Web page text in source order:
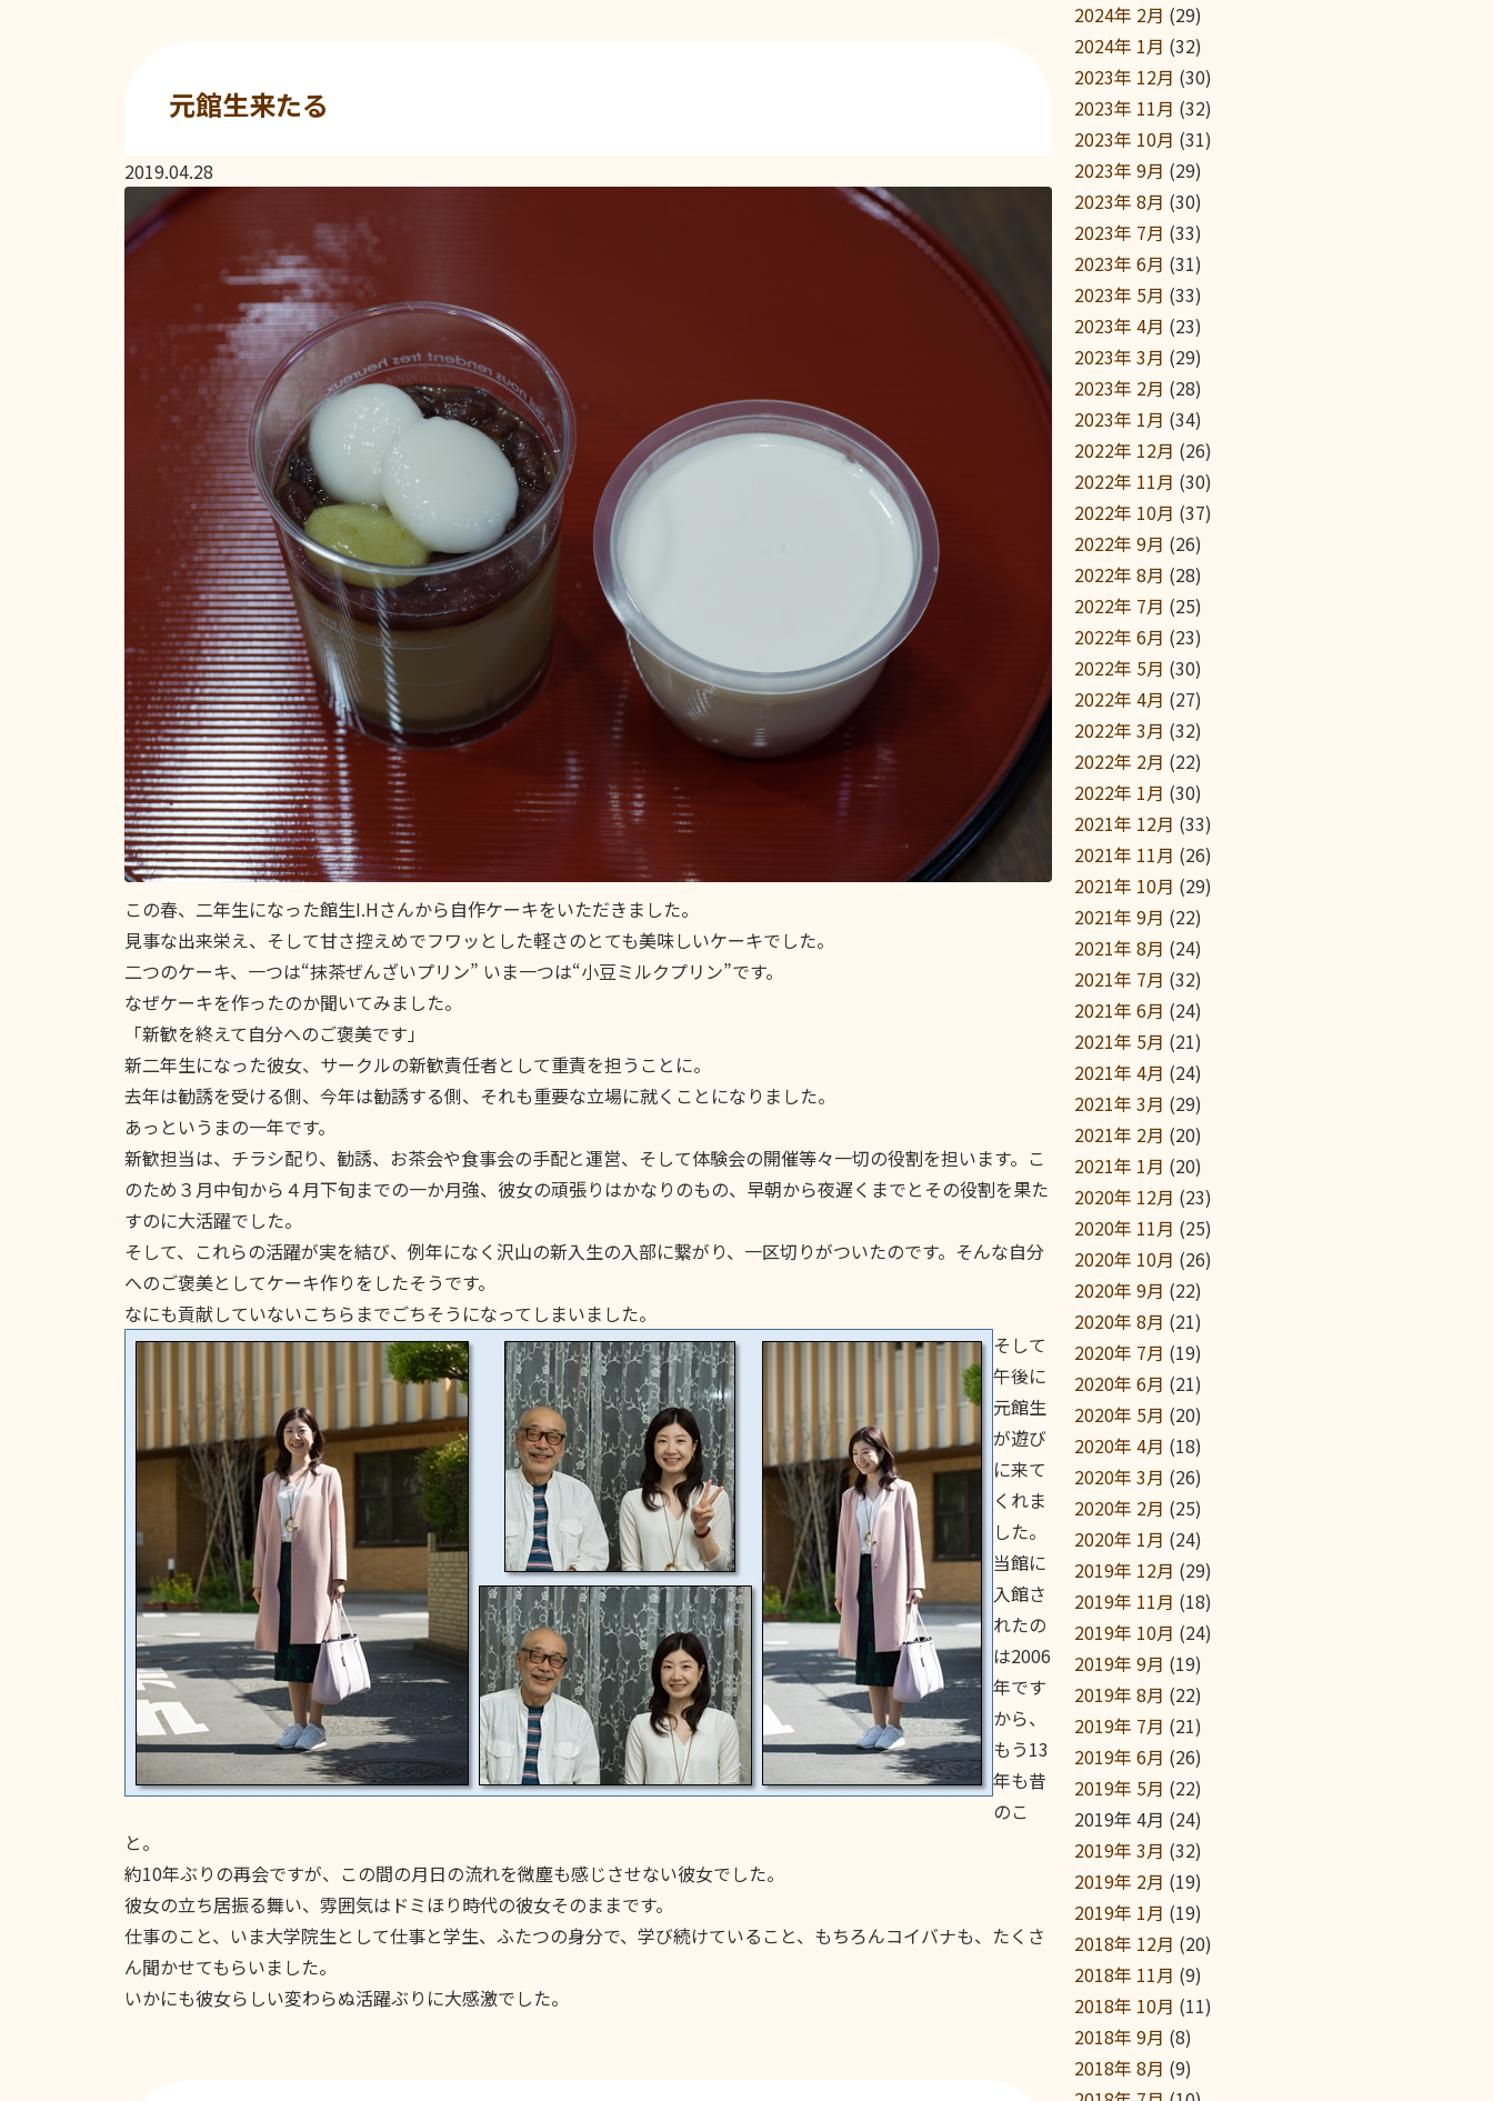
元館生来たる
2019.04.28
この春、二年生になった館生I.Hさんから自作ケーキをいただきました。
見事な出来栄え、そして甘さ控えめでフワッとした軽さのとても美味しいケーキでした。
二つのケーキ、一つは“抹茶ぜんざいプリン” いま一つは“小豆ミルクプリン”です。
なぜケーキを作ったのか聞いてみました。
「新歓を終えて自分へのご褒美です」
新二年生になった彼女、サークルの新歓責任者として重責を担うことに。
去年は勧誘を受ける側、今年は勧誘する側、それも重要な立場に就くことになりました。
あっというまの一年です。
新歓担当は、チラシ配り、勧誘、お茶会や食事会の手配と運営、そして体験会の開催等々一切の役割を担います。こ
のため３月中旬から４月下旬までの一か月強、彼女の頑張りはかなりのもの、早朝から夜遅くまでとその役割を果た
すのに大活躍でした。
そして、これらの活躍が実を結び、例年になく沢山の新入生の入部に繋がり、一区切りがついたのです。そんな自分
へのご褒美としてケーキ作りをしたそうです。
なにも貢献していないこちらまでごちそうになってしまいました。
そして
午後に
元館生
が遊び
に来て
くれま
した。
当館に
入館さ
れたの
は2006
年です
から、
もう13
年も昔
のこ
と。
約10年ぶりの再会ですが、この間の月日の流れを微塵も感じさせない彼女でした。
彼女の立ち居振る舞い、雰囲気はドミほり時代の彼女そのままです。
仕事のこと、いま大学院生として仕事と学生、ふたつの身分で、学び続けていること、もちろんコイバナも、たくさ
ん聞かせてもらいました。
いかにも彼女らしい変わらぬ活躍ぶりに大感激でした。
2024年 2月 (29)
2024年 1月 (32)
2023年 12月 (30)
2023年 11月 (32)
2023年 10月 (31)
2023年 9月 (29)
2023年 8月 (30)
2023年 7月 (33)
2023年 6月 (31)
2023年 5月 (33)
2023年 4月 (23)
2023年 3月 (29)
2023年 2月 (28)
2023年 1月 (34)
2022年 12月 (26)
2022年 11月 (30)
2022年 10月 (37)
2022年 9月 (26)
2022年 8月 (28)
2022年 7月 (25)
2022年 6月 (23)
2022年 5月 (30)
2022年 4月 (27)
2022年 3月 (32)
2022年 2月 (22)
2022年 1月 (30)
2021年 12月 (33)
2021年 11月 (26)
2021年 10月 (29)
2021年 9月 (22)
2021年 8月 (24)
2021年 7月 (32)
2021年 6月 (24)
2021年 5月 (21)
2021年 4月 (24)
2021年 3月 (29)
2021年 2月 (20)
2021年 1月 (20)
2020年 12月 (23)
2020年 11月 (25)
2020年 10月 (26)
2020年 9月 (22)
2020年 8月 (21)
2020年 7月 (19)
2020年 6月 (21)
2020年 5月 (20)
2020年 4月 (18)
2020年 3月 (26)
2020年 2月 (25)
2020年 1月 (24)
2019年 12月 (29)
2019年 11月 (18)
2019年 10月 (24)
2019年 9月 (19)
2019年 8月 (22)
2019年 7月 (21)
2019年 6月 (26)
2019年 5月 (22)
2019年 4月 (24)
2019年 3月 (32)
2019年 2月 (19)
2019年 1月 (19)
2018年 12月 (20)
2018年 11月 (9)
2018年 10月 (11)
2018年 9月 (8)
2018年 8月 (9)